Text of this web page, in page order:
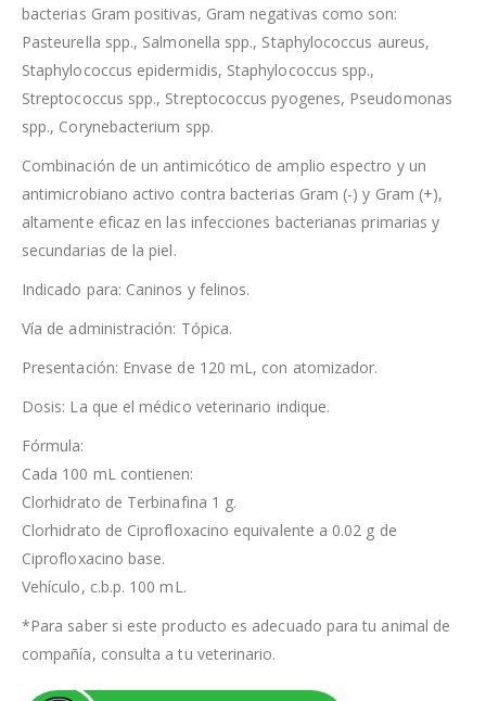
bacterias Gram positivas, Gram negativas como son:
Pasteurella spp., Salmonella spp., Staphylococcus aureus,
Staphylococcus epidermidis, Staphylococcus spp.,
Streptococcus spp., Streptococcus pyogenes, Pseudomonas
spp., Corynebacterium spp.
Combinación de un antimicótico de amplio espectro y un
antimicrobiano activo contra bacterias Gram (-) y Gram (+),
altamente eficaz en las infecciones bacterianas primarias y
secundarias de la piel.
Indicado para: Caninos y felinos.
Vía de administración: Tópica.
Presentación: Envase de 120 mL, con atomizador.
Dosis: La que el médico veterinario indique.
Fórmula:
Cada 100 mL contienen:
Clorhidrato de Terbinafina 1 g.
Clorhidrato de Ciprofloxacino equivalente a 0.02 g de
Ciprofloxacino base.
Vehículo, c.b.p. 100 mL.
*Para saber si este producto es adecuado para tu animal de
compañía, consulta a tu veterinario.